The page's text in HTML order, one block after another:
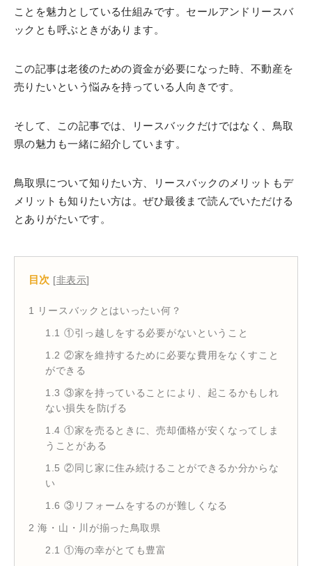
ことを魅力としている仕組みです。セールアンドリースバ
ックとも呼ぶときがあります。
この記事は老後のための資金が必要になった時、不動産を
売りたいという悩みを持っている人向きです。
そして、この記事では、リースバックだけではなく、鳥取
県の魅力も一緒に紹介しています。
鳥取県について知りたい方、リースバックのメリットもデ
メリットも知りたい方は。ぜひ最後まで読んでいただける
とありがたいです。
目次 [非表示]
1
リースバックとはいったい何？
1.1 ①引っ越しをする必要がないということ
1.2 ②家を維持するために必要な費用をなくすこと
ができる
1.3 ③家を持っていることにより、起こるかもしれ
ない損失を防げる
1.4 ①家を売るときに、売却価格が安くなってしま
うことがある
1.5 ②同じ家に住み続けることができるか分からな
い
1.6 ③リフォームをするのが難しくなる
2 海・山・川が揃った鳥取県
2.1 ①海の幸がとても豊富